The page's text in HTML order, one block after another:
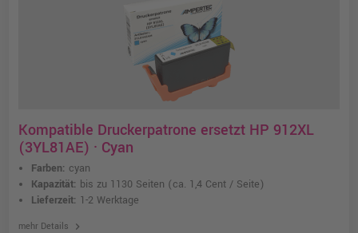
Kompatible Druckerpatrone ersetzt HP 912XL
(3YL81AE) · Cyan
Farben: cyan
Kapazität: bis zu 1130 Seiten (ca. 1,4 Cent / Seite)
Lieferzeit: 1-2 Werktage
mehr Details chevron_right